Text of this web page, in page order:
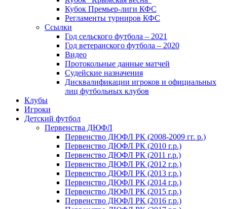
Кубок Премьер-лиги КФС
Регламенты турниров КФС
Ссылки
Год сельского футбола – 2021
Год ветеранского футбола – 2020
Видео
Протокольные данные матчей
Судейские назначения
Дисквалификации игроков и официальных
лиц футбольных клубов
Клубы
Игроки
Детский футбол
Первенства ДЮФЛ
Первенство ДЮФЛ РК (2008-2009 гг. р.)
Первенство ДЮФЛ РК (2010 г.р.)
Первенство ДЮФЛ РК (2011 г.р.)
Первенство ДЮФЛ РК (2012 г.р.)
Первенство ДЮФЛ РК (2013 г.р.)
Первенство ДЮФЛ РК (2014 г.р.)
Первенство ДЮФЛ РК (2015 г.р.)
Первенство ДЮФЛ РК (2016 г.р.)